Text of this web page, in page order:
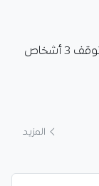
فيديو.. شرطة قسنطينة توقف 3 أشخاص
المزيد